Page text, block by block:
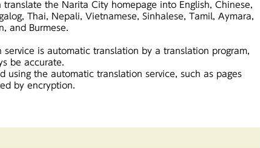
translate the Narita City homepage into English, Chinese,
Thai, Nepali, Vietnamese, Sinhalese, Tamil, Aymara,
and Burmese.
is automatic translation by a translation program,
be accurate.
using the automatic translation service, such as pages
by encryption.